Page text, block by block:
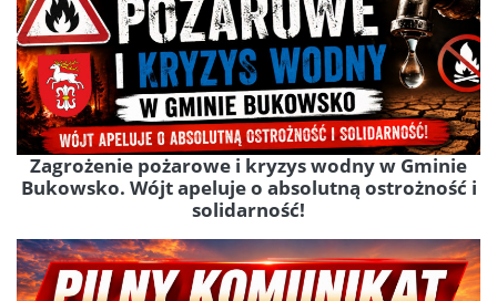
Zagrożenie pożarowe i kryzys wodny w Gminie
Bukowsko. Wójt apeluje o absolutną ostrożność i
solidarność!